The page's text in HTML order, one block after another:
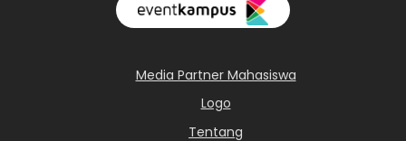
Media Partner Mahasiswa
Logo
Tentang